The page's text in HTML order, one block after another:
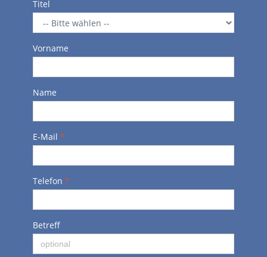
Titel
Vorname
Name
E-Mail *
Telefon *
Betreff